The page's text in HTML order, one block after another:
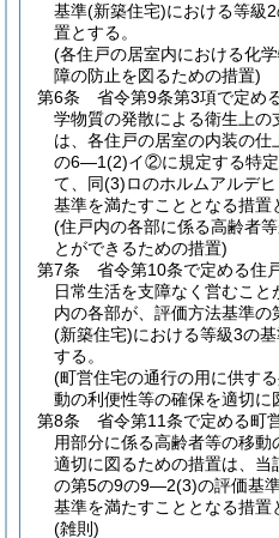
基準(新築住宅)における等級
置とする。
(各住戸の居室内における化
障の防止を図るための措置)
第6条
省令第9条第3項で定め
学物質の発散による衛生上
は、各住戸の居室の内装の
の6―1(2)イ②に規定する特
て、同(3)ロのホルムアルデ
基準を満たすこととなる措置
(住戸内の各部に係る高齢者
とができるための措置)
第7条
省令第10条で定める住
日常生活を支障なく営むこ
内の各部が、評価方法基準
(新築住宅)における等級3の
する。
(町営住宅の通行の用に供す
動の利便性等の確保を適切に
第8条
省令第11条で定める町
用部分に係る高齢者等の移
適切に図るための措置は、
の第5の9の9―2(3)の評価基
基準を満たすこととなる措置
(雑則)